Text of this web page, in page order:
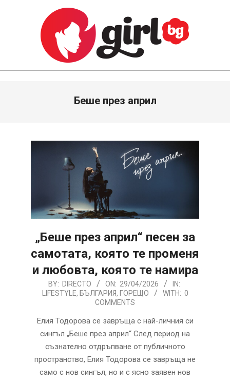
GIRL.BG
Беше през април
„Беше през април“ песен за
самотата, която те променя
и любовта, която те намира
2026-BY: DIRECTO ON: 29/04/2026
IN:
LIFESTYLE, БЪЛГАРИЯ, ГОРЕЩО WITH: 0
COMMENTS
Елия Тодорова се завръща с най-личния си
сингъл „Беше през април“ След период на
съзнателно отдръпване от публичното
пространство, Елия Тодорова се завръща не
само с нов сингъл, но и с ясно заявен нов